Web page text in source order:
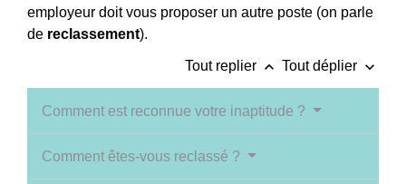
employeur doit vous proposer un autre poste (on parle
de reclassement).
Tout replier keyboard_arrow_up Tout déplier keyboard_arrow_down
Comment est reconnue votre inaptitude ?
Comment êtes-vous reclassé ?